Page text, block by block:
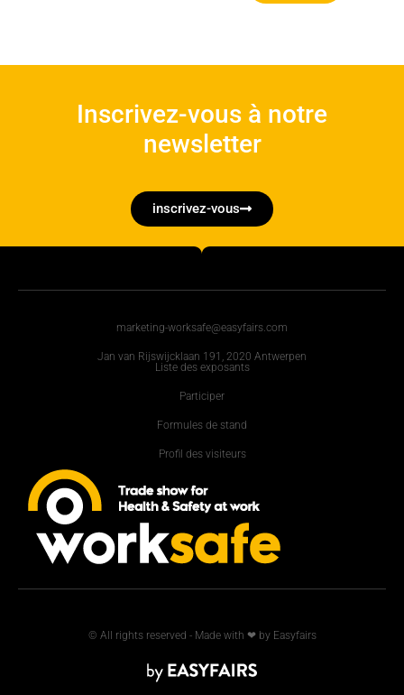
Inscrivez-vous à notre
newsletter
inscrivez-vous
marketing-worksafe@easyfairs.com
Jan van Rijswijcklaan 191, 2020 Antwerpen
Liste des exposants
Participer
Formules de stand
Profil des visiteurs
© All rights reserved - Made with ❤ by Easyfairs